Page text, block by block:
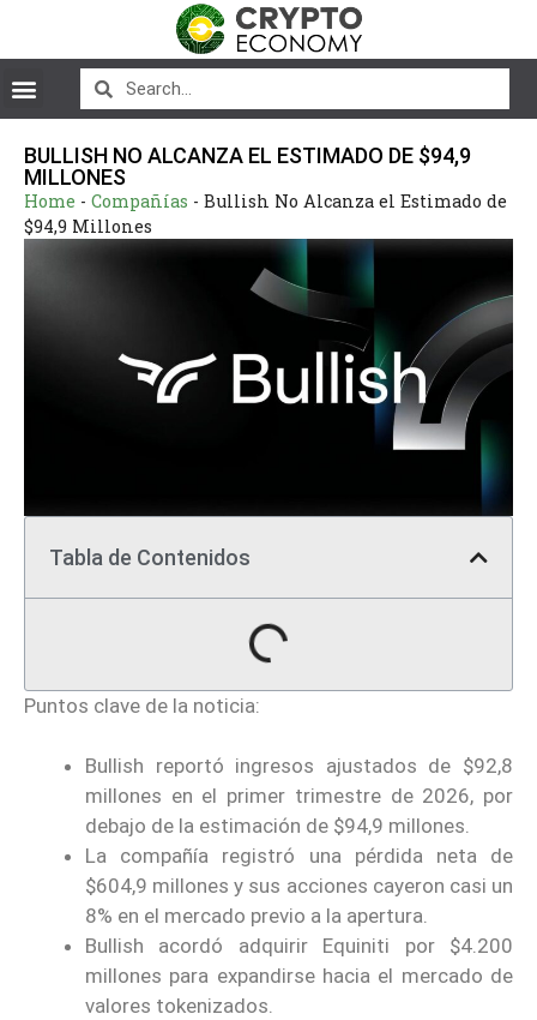
BULLISH NO ALCANZA EL ESTIMADO DE $94,9
MILLONES
Home - Compañías - Bullish No Alcanza el Estimado de
$94,9 Millones
Tabla de Contenidos
Puntos clave de la noticia:
Bullish reportó ingresos ajustados de $92,8
millones en el primer trimestre de 2026, por
debajo de la estimación de $94,9 millones.
La compañía registró una pérdida neta de
$604,9 millones y sus acciones cayeron casi un
8% en el mercado previo a la apertura.
Bullish acordó adquirir Equiniti por $4.200
millones para expandirse hacia el mercado de
valores tokenizados.